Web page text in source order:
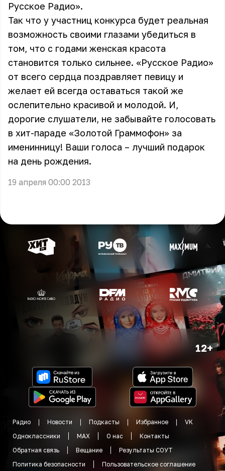
Русское Радио».
Так что у участниц конкурса будет реальная
возможность своими глазами убедиться в
том, что с годами женская красота
становится только сильнее. «Русское Радио»
от всего сердца поздравляет певицу и
желает ей всегда оставаться такой же
ослепительно красивой и молодой. И,
дорогие слушатели, не забывайте голосовать
в хит-параде «Золотой Граммофон» за
именинницу! Ваши голоса – лучший подарок
на день рождения.
19 апреля 00:00 2013
12+
Радио Новости Подкасты Избранное
VK
Одноклассники
MAX О нас
Контакты
Обратная связь
Вещание
Результаты СОУТ
Политика безопасности
Пользовательское соглашение